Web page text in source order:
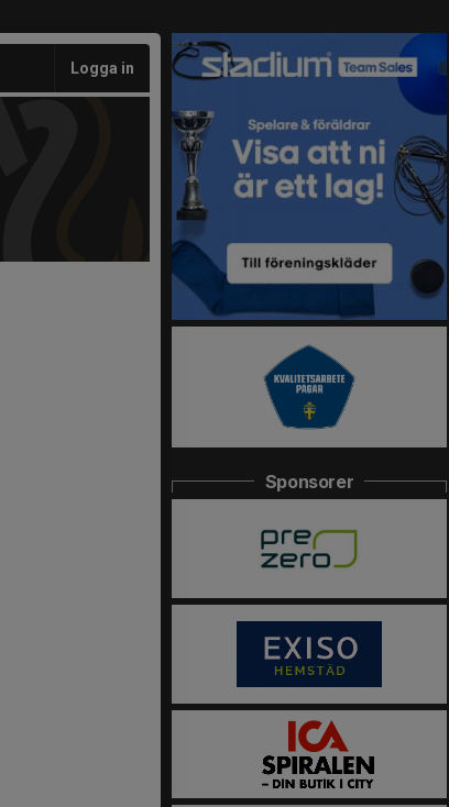
Logga in
Sponsorer